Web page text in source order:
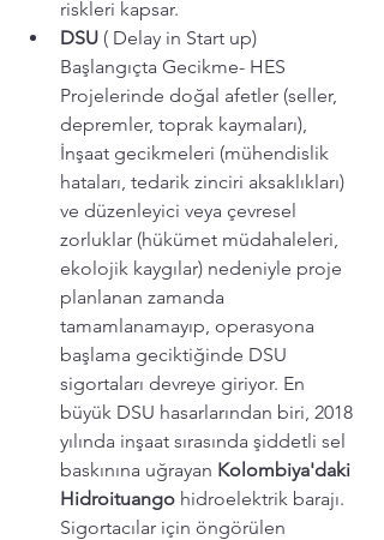
riskleri kapsar.
DSU ( Delay in Start up)
Başlangıçta Gecikme- HES
Projelerinde doğal afetler (seller,
depremler, toprak kaymaları),
İnşaat gecikmeleri (mühendislik
hataları, tedarik zinciri aksaklıkları)
ve düzenleyici veya çevresel
zorluklar (hükümet müdahaleleri,
ekolojik kaygılar) nedeniyle proje
planlanan zamanda
tamamlanamayıp, operasyona
başlama geciktiğinde DSU
sigortaları devreye giriyor. En
büyük DSU hasarlarından biri, 2018
yılında inşaat sırasında şiddetli sel
baskınına uğrayan Kolombiya'daki
Hidroituango hidroelektrik barajı.
Sigortacılar için öngörülen